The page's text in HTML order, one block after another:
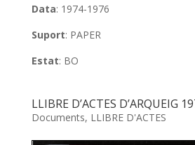
Data: 1974-1976
Suport: PAPER
Estat: BO
LLIBRE D’ACTES D’ARQUEIG
Documents, LLIBRE D'ACTES